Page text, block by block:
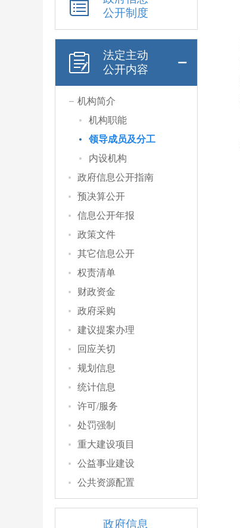
公开制度
法定主动
公开内容
机构简介
机构职能
领导成员及分工
内设机构
政府信息公开指南
预决算公开
信息公开年报
政策文件
其它信息公开
权责清单
财政资金
政府采购
建议提案办理
回应关切
规划信息
统计信息
许可/服务
处罚强制
重大建设项目
公益事业建设
公共资源配置
政府信息